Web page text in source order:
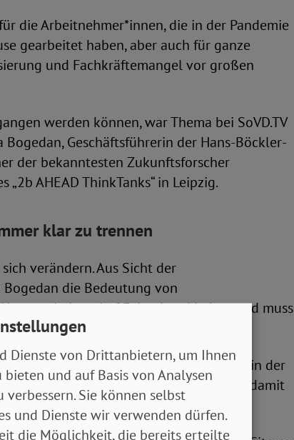
die Arbeitnehmer*innen, die in der Pandemie
gearbeitet haben, aber auch für ganze
und Fachkräftemangel vor großen
werden können, war Thema bei SoVD.TV
Bogedan, Geschäftsführerin der Hans-Böckler-
der bekanntesten Zukunftsforscher
AHEAD ThinkTanks“ in Leipzig.
klar zu trennen
verändern. Aus Sicht der
die Bedeutung von
arbeitet, darf Feierabend haben und muss
Arbeitsorte wie Büros attraktiver und in der
„häuslicher“ werden müssten, damit
Dienste von Drittanbietern, um Ihnen
und auf Basis von Analysen
Sie können selbst
und Dienste wir verwenden dürfen.
die Möglichkeit, die bereits erteilte